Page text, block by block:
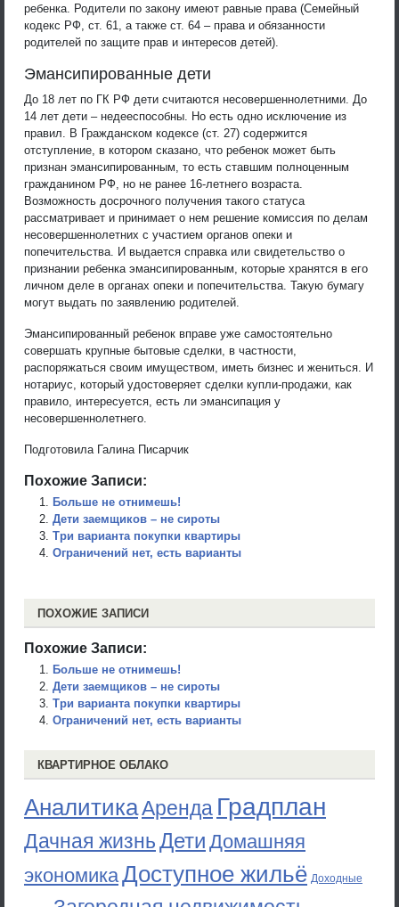
ребенка. Родители по закону имеют равные права (Семейный
кодекс РФ, ст. 61, а также ст. 64 – права и обязанности
родителей по защите прав и интересов детей).
Эмансипированные дети
До 18 лет по ГК РФ дети считаются несовершеннолетними. До
14 лет дети – недееспособны. Но есть одно исключение из
правил. В Гражданском кодексе (ст. 27) содержится
отступление, в котором сказано, что ребенок может быть
признан эмансипированным, то есть ставшим полноценным
гражданином РФ, но не ранее 16-летнего возраста.
Возможность досрочного получения такого статуса
рассматривает и принимает о нем решение комиссия по делам
несовершеннолетних с участием органов опеки и
попечительства. И выдается справка или свидетельство о
признании ребенка эмансипированным, которые хранятся в его
личном деле в органах опеки и попечительства. Такую бумагу
могут выдать по заявлению родителей.
Эмансипированный ребенок вправе уже самостоятельно
совершать крупные бытовые сделки, в частности,
распоряжаться своим имуществом, иметь бизнес и жениться. И
нотариус, который удостоверяет сделки купли-продажи, как
правило, интересуется, есть ли эмансипация у
несовершеннолетнего.
Подготовила Галина Писарчик
Похожие Записи:
Больше не отнимешь!
Дети заемщиков – не сироты
Три варианта покупки квартиры
Ограничений нет, есть варианты
ПОХОЖИЕ ЗАПИСИ
Похожие Записи:
Больше не отнимешь!
Дети заемщиков – не сироты
Три варианта покупки квартиры
Ограничений нет, есть варианты
КВАРТИРНОЕ ОБЛАКО
АналитикаАренда Градплан
Дачная жизньДети Домашняя
экономикаДоступное жильё Доходные